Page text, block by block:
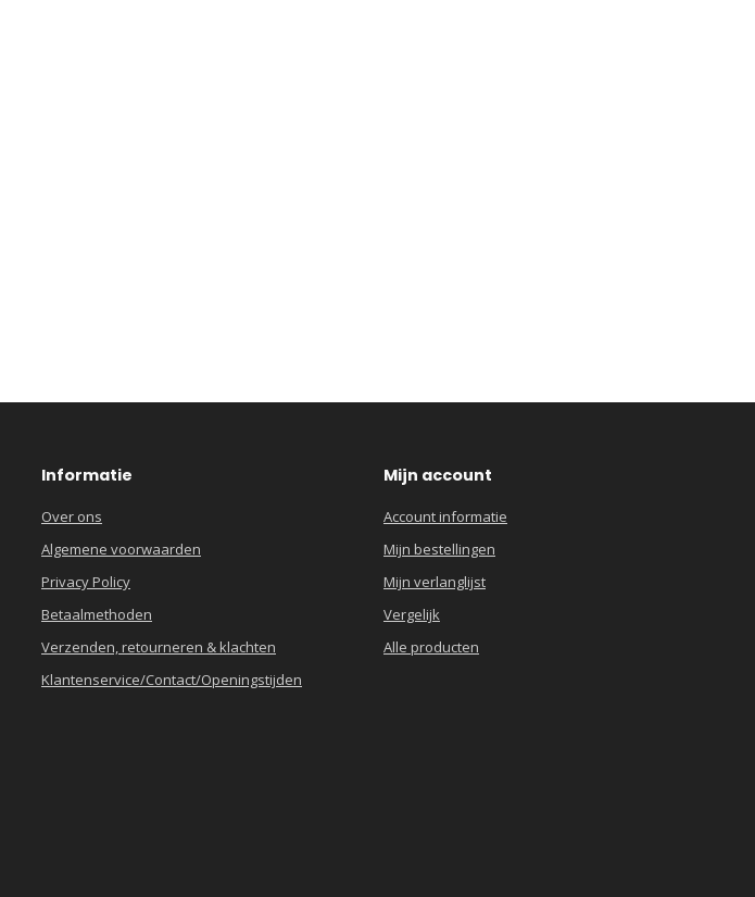
Informatie
Over ons
Algemene voorwaarden
Privacy Policy
Betaalmethoden
Verzenden, retourneren & klachten
Klantenservice/Contact/Openingstijden
Mijn account
Account informatie
Mijn bestellingen
Mijn verlanglijst
Vergelijk
Alle producten